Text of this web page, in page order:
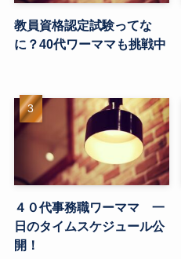
教員資格認定試験ってな
に？40代ワーママも挑戦中
４０代事務職ワーママ 一
日のタイムスケジュール公
開！